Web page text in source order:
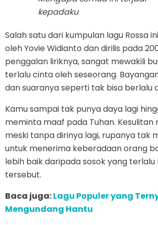
kepadaku
Salah satu dari kumpulan lagu Rossa
oleh Yovie Widianto dan dirilis pada
penggalan liriknya, sangat mewakili
terlalu cinta oleh seseorang.
dan suaranya seperti tak bisa berlalu
Kamu sampai tak punya daya lagi
meminta maaf pada Tuhan. Kesulitan
meski tanpa dirinya lagi, rupanya tak
untuk menerima keberadaan orang
lebih baik daripada sosok yang
tersebut.
Baca juga:Lagu Populer yang
Mengundang Hantu